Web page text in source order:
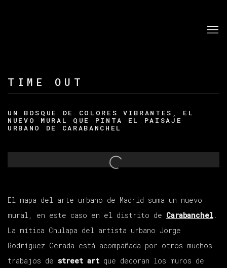
TIME OUT
UN BOSQUE DE COLORES VIBRANTES, EL
NUEVO MURAL QUE PINTA EL PAISAJE
URBANO DE CARABANCHEL
Open a larger version of the following image in a
El mapa del arte urbano de Madrid suma un nuevo
mural, en este caso en el distrito de Carabanchel .
La mítica Chulapa del artista urbano Jorge
Rodríguez Gerada está acompañada por otros muchos
trabajos de street art que decoran los muros de